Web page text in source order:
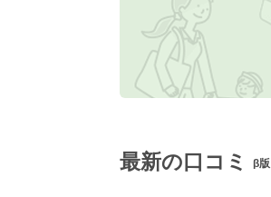
最新の口コミ β版